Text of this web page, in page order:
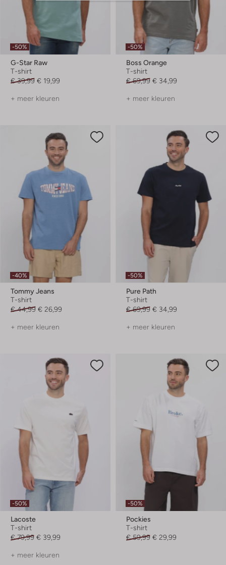
-50%
G-Star Raw
T-shirt
€ 39,99 € 19,99
+ meer kleuren
-50%
Boss Orange
T-shirt
€ 69,99 € 34,99
+ meer kleuren
-40%
Tommy Jeans
T-shirt
€ 44,99 € 26,99
+ meer kleuren
-50%
Pure Path
T-shirt
€ 69,99 € 34,99
+ meer kleuren
-50%
Lacoste
T-shirt
€ 79,99 € 39,99
+ meer kleuren
-50%
Pockies
T-shirt
€ 59,99 € 29,99